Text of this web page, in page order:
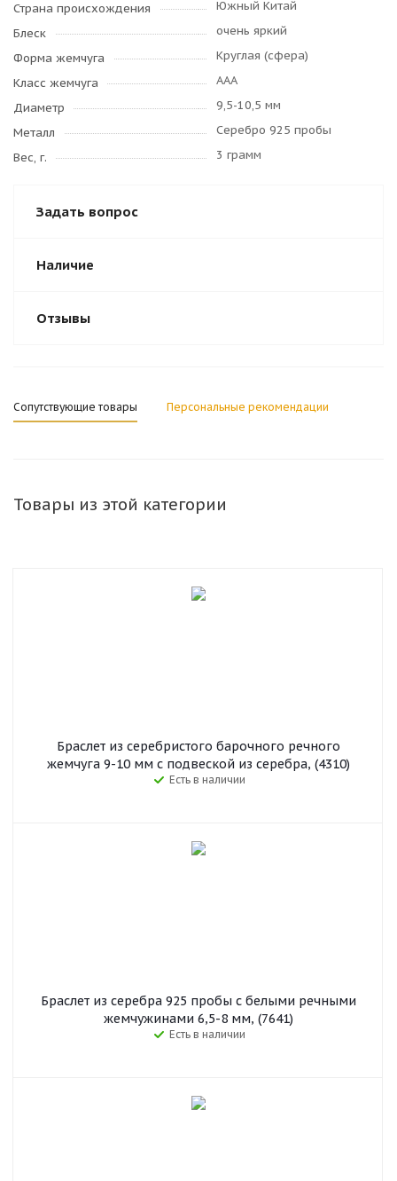
Страна происхождения
Южный Китай
Блеск
очень яркий
Форма жемчуга
Круглая (сфера)
Класс жемчуга
AAA
Диаметр
9,5-10,5 мм
Металл
Серебро 925 пробы
Вес, г.
3 грамм
Задать вопрос
Наличие
Отзывы
Сопутствующие товары Персональные рекомендации
Товары из этой категории
Браслет из серебристого барочного речного
жемчуга 9-10 мм с подвеской из серебра, (4310)
Есть в наличии
Браслет из серебра 925 пробы с белыми речными
жемчужинами 6,5-8 мм, (7641)
Есть в наличии